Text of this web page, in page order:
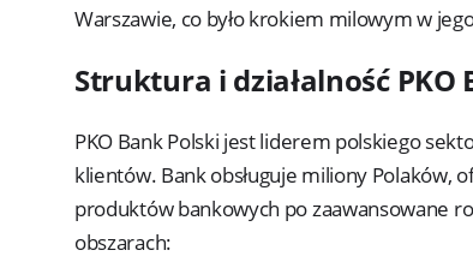
Warszawie, co było krokiem milowym w
Struktura i działalność PKO
PKO Bank Polski jest liderem polskiego
klientów. Bank obsługuje miliony Polaków,
produktów bankowych po zaawansowane
obszarach: